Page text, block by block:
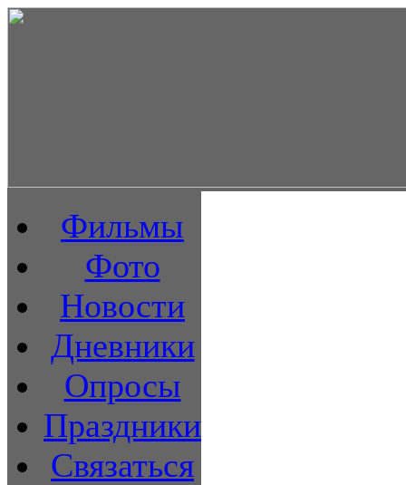
Фильмы
Фото
Новости
Дневники
Опросы
Праздники
Связаться